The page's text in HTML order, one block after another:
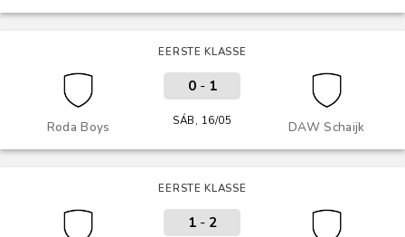
EERSTE KLASSE
Roda Boys DAW Schaijk
0- 1
SÁB, 16/05
EERSTE KLASSE
1- 2